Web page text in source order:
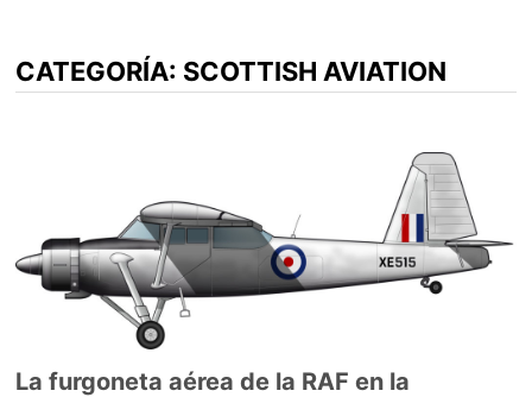
CATEGORÍA: SCOTTISH AVIATION
La furgoneta aérea de la RAF en la